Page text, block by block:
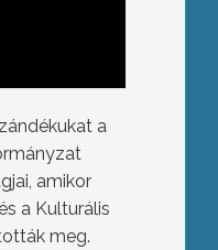
a
amikor
a Kulturális
meg.